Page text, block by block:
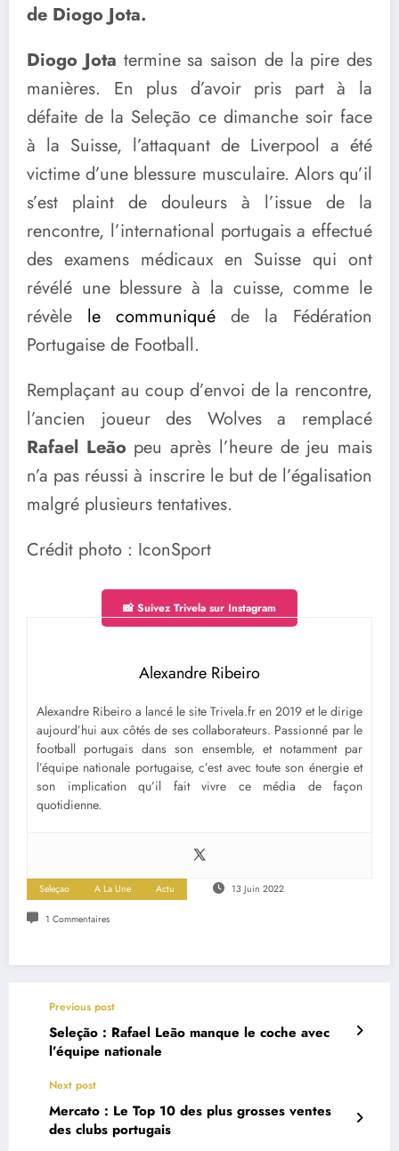
de Diogo Jota.
Diogo Jota termine sa saison de la pire des
manières. En plus d’avoir pris part à la
défaite de la Seleção ce dimanche soir face
à la Suisse, l’attaquant de Liverpool a été
victime d’une blessure musculaire. Alors qu’il
s’est plaint de douleurs à l’issue de la
rencontre, l’international portugais a effectué
des examens médicaux en Suisse qui ont
révélé une blessure à la cuisse, comme le
révèle le communiqué de la Fédération
Portugaise de Football.
Remplaçant au coup d’envoi de la rencontre,
l’ancien joueur des Wolves a remplacé
Rafael Leão peu après l’heure de jeu mais
n’a pas réussi à inscrire le but de l’égalisation
malgré plusieurs tentatives.
Crédit photo : IconSport
📸 Suivez Trivela sur Instagram
Alexandre Ribeiro
Alexandre Ribeiro a lancé le site Trivela.fr en 2019 et le dirige
aujourd’hui aux côtés de ses collaborateurs. Passionné par le
football portugais dans son ensemble, et notamment par
l’équipe nationale portugaise, c’est avec toute son énergie et
son implication qu’il fait vivre ce média de façon
quotidienne.
Seleçao A La Une Actu 13 Juin 2022
1 Commentaires
Previous post
Seleção : Rafael Leão manque le coche avec
l’équipe nationale
Next post
Mercato : Le Top 10 des plus grosses ventes
des clubs portugais